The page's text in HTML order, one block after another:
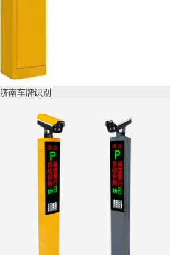
济南车牌识别